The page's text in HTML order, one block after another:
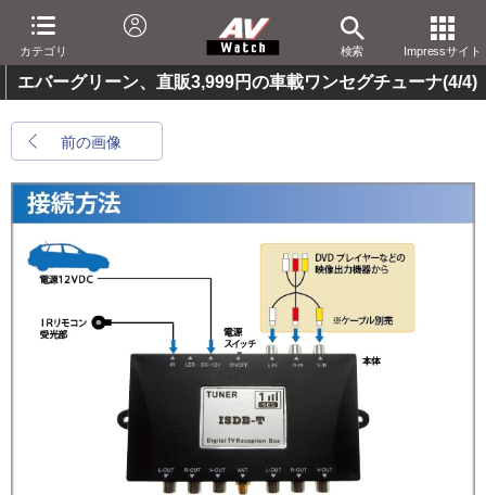
カテゴリ 検索 Impressサイト
エバーグリーン、直販3,999円の車載ワンセグチューナ(4/4)
前の画像